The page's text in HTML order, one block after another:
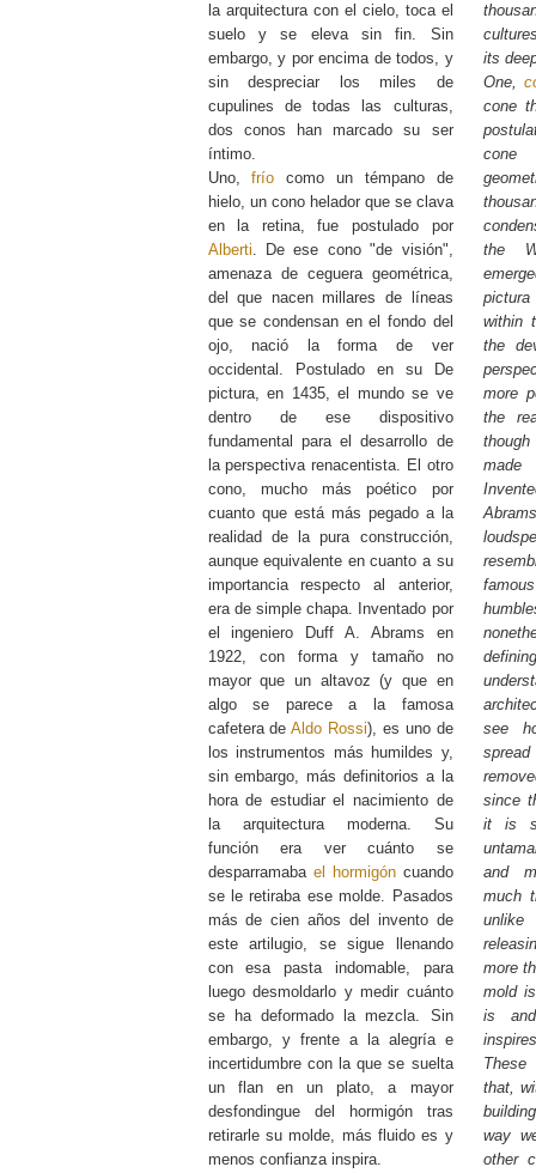
la arquitectura con el cielo, toca el
suelo y se eleva sin fin. Sin
embargo, y por encima de todos, y
sin despreciar los miles de
cupulines de todas las culturas,
dos conos han marcado su ser
íntimo.
Uno,frío como un témpano de
hielo, un cono helador que se clava
en la retina, fue postulado por
Alberti. De ese cono "de visión",
amenaza de ceguera geométrica,
del que nacen millares de líneas
que se condensan en el fondo del
ojo, nació la forma de ver
occidental. Postulado en su De
pictura, en 1435, el mundo se ve
dentro de ese dispositivo
fundamental para el desarrollo de
la perspectiva renacentista. El otro
cono, mucho más poético por
cuanto que está más pegado a la
realidad de la pura construcción,
aunque equivalente en cuanto a su
importancia respecto al anterior,
era de simple chapa. Inventado por
el ingeniero Duff A. Abrams en
1922, con forma y tamaño no
mayor que un altavoz (y que en
algo se parece a la famosa
cafetera deAldo Rossi), es uno de
los instrumentos más humildes y,
sin embargo, más definitorios a la
hora de estudiar el nacimiento de
la arquitectura moderna. Su
función era ver cuánto se
desparramaba el hormigóncuando
se le retiraba ese molde. Pasados
más de cien años del invento de
este artilugio, se sigue llenando
con esa pasta indomable, para
luego desmoldarlo y medir cuánto
se ha deformado la mezcla. Sin
embargo, y frente a la alegría e
incertidumbre con la que se suelta
un flan en un plato, a mayor
desfondingue del hormigón tras
retirarle su molde, más fluido es y
menos confianza inspira.
its
One,
cone
cone
the
within
the
more
the
see
since
it is
and
much
unlike
more
mold
is
that,
way
other